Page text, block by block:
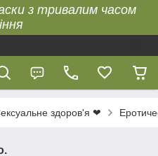
з тривалим часом
здоров'я ❤